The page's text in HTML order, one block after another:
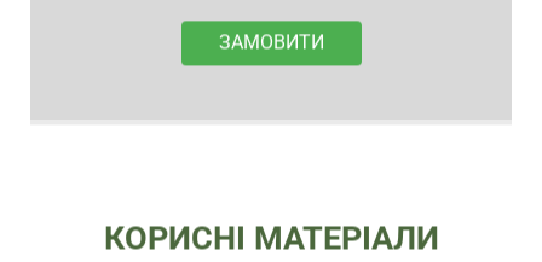
ЗАМОВИТИ
КОРИСНІ МАТЕРІАЛИ